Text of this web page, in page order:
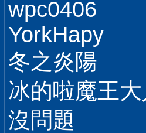
wpc0406
YorkHapy
冬之炎陽
冰的啦魔王
沒問題